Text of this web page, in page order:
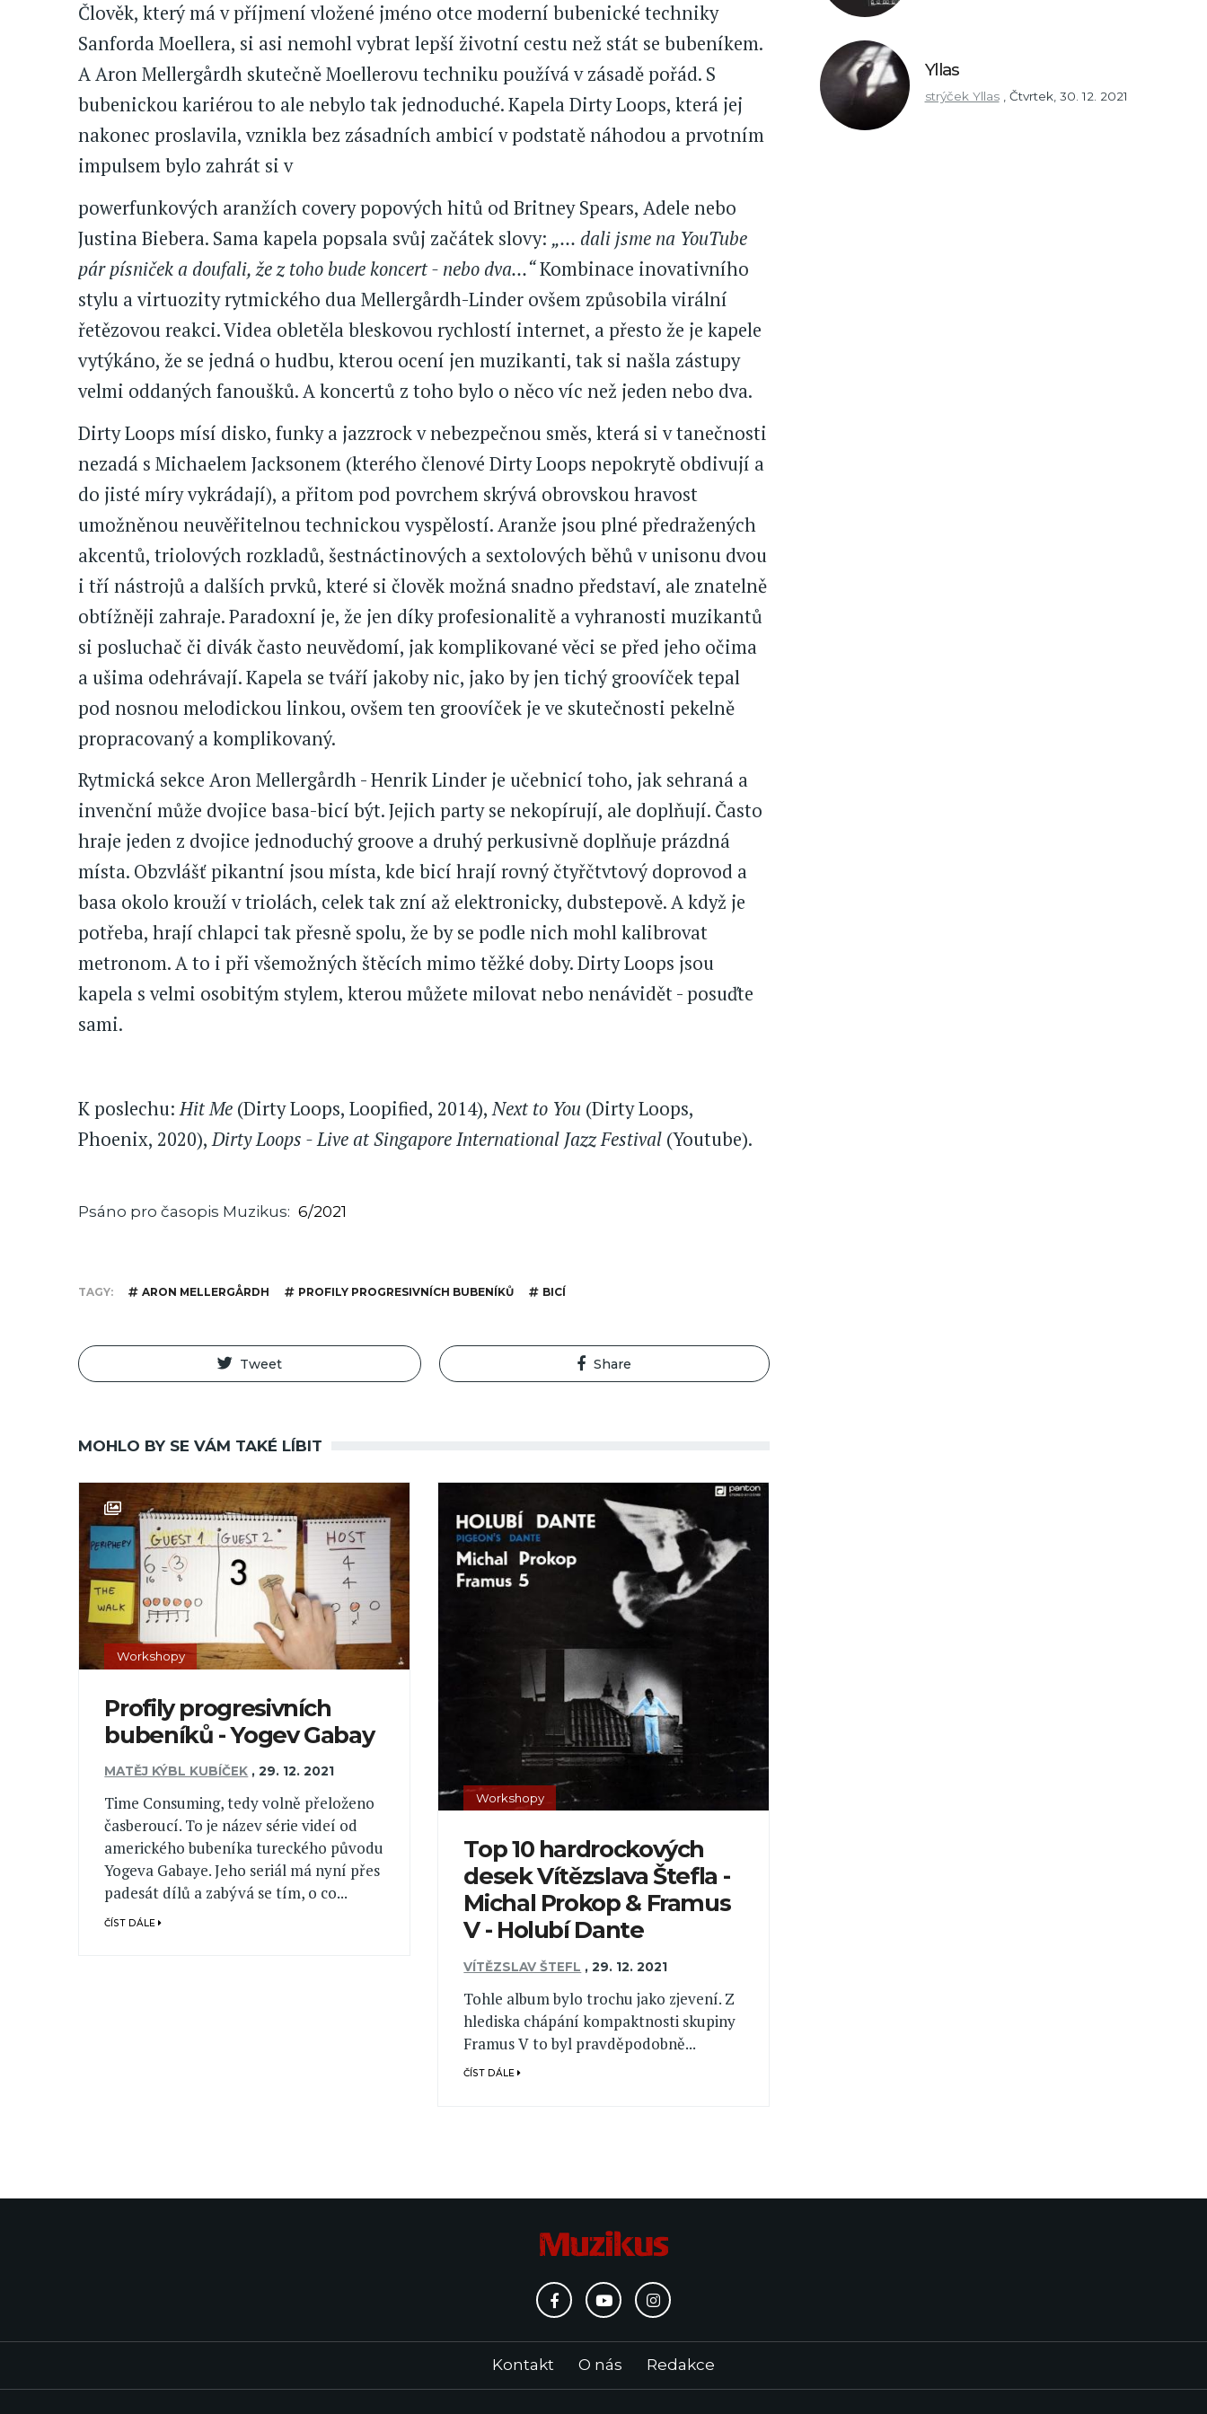
Člověk, který má v příjmení vložené jméno otce moderní bubenické techniky
Sanforda Moellera, si asi nemohl vybrat lepší životní cestu než stát se bubeníkem.
A Aron Mellergårdh skutečně Moellerovu techniku používá v zásadě pořád. S
bubenickou kariérou to ale nebylo tak jednoduché. Kapela Dirty Loops, která jej
nakonec proslavila, vznikla bez zásadních ambicí v podstatě náhodou a prvotním
impulsem bylo zahrát si v
powerfunkových aranžích covery popových hitů od Britney Spears, Adele nebo
Justina Biebera. Sama kapela popsala svůj začátek slovy: „... dali jsme na YouTube
pár písniček a doufali, že z toho bude koncert - nebo dva...“Kombinace inovativního
stylu a virtuozity rytmického dua Mellergårdh-Linder ovšem způsobila virální
řetězovou reakci. Videa obletěla bleskovou rychlostí internet, a přesto že je kapele
vytýkáno, že se jedná o hudbu, kterou ocení jen muzikanti, tak si našla zástupy
velmi oddaných fanoušků. A koncertů z toho bylo o něco víc než jeden nebo dva.
Dirty Loops mísí disko, funky a jazzrock v nebezpečnou směs, která si v tanečnosti
nezadá s Michaelem Jacksonem (kterého členové Dirty Loops nepokrytě obdivují a
do jisté míry vykrádají), a přitom pod povrchem skrývá obrovskou hravost
umožněnou neuvěřitelnou technickou vyspělostí. Aranže jsou plné předražených
akcentů, triolových rozkladů, šestnáctinových a sextolových běhů v unisonu dvou
i tří nástrojů a dalších prvků, které si člověk možná snadno představí, ale znatelně
obtížněji zahraje. Paradoxní je, že jen díky profesionalitě a vyhranosti muzikantů
si posluchač či divák často neuvědomí, jak komplikované věci se před jeho očima
a ušima odehrávají. Kapela se tváří jakoby nic, jako by jen tichý groovíček tepal
pod nosnou melodickou linkou, ovšem ten groovíček je ve skutečnosti pekelně
propracovaný a komplikovaný.
Rytmická sekce Aron Mellergårdh - Henrik Linder je učebnicí toho, jak sehraná a
invenční může dvojice basa-bicí být. Jejich party se nekopírují, ale doplňují. Často
hraje jeden z dvojice jednoduchý groove a druhý perkusivně doplňuje prázdná
místa. Obzvlášť pikantní jsou místa, kde bicí hrají rovný čtyřčtvtový doprovod a
basa okolo krouží v triolách, celek tak zní až elektronicky, dubstepově. A když je
potřeba, hrají chlapci tak přesně spolu, že by se podle nich mohl kalibrovat
metronom. A to i při všemožných štěcích mimo těžké doby. Dirty Loops jsou
kapela s velmi osobitým stylem, kterou můžete milovat nebo nenávidět - posuďte
sami.
K poslechu:Hit Me (Dirty Loops, Loopified, 2014),Next to You (Dirty Loops,
Phoenix, 2020),Dirty Loops - Live at Singapore International Jazz Festival (Youtube).
Psáno pro časopis Muzikus 6/2021
TAGY ARON MELLERGÅRDH PROFILY PROGRESIVNÍCH BUBENÍKŮ BICÍ
Tweet Share
MOHLO BY SE VÁM TAKÉ LÍBIT
Workshopy
Profily progresivních
bubeníků - Yogev Gabay
MATĚJ KÝBL KUBÍČEK ,29. 12. 2021
Time Consuming, tedy volně přeloženo
časberoucí. To je název série videí od
amerického bubeníka tureckého původu
Yogeva Gabaye. Jeho seriál má nyní přes
padesát dílů a zabývá se tím, o co...
ČÍST DÁLE
Workshopy
Top 10 hardrockových
desek Vítězslava Štefla -
Michal Prokop & Framus
V - Holubí Dante
VÍTĚZSLAV ŠTEFL ,29. 12. 2021
Tohle album bylo trochu jako zjevení. Z
hlediska chápání kompaktnosti skupiny
Framus V to byl pravděpodobně...
ČÍST DÁLE
Yllas
strýček Yllas Čtvrtek, 30. 12. 2021
Kontakt O nás Redakce